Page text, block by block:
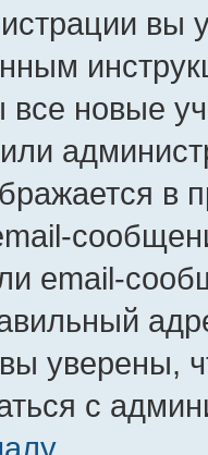
вы
все новые
в
email-
уверены,
с